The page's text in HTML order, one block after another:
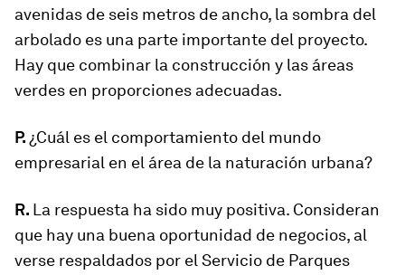
avenidas de seis metros de ancho, la sombra del
arbolado es una parte importante del proyecto.
Hay que combinar la construcción y las áreas
verdes en proporciones adecuadas.
P. ¿Cuál es el comportamiento del mundo
empresarial en el área de la naturación urbana?
R. La respuesta ha sido muy positiva. Consideran
que hay una buena oportunidad de negocios, al
verse respaldados por el Servicio de Parques